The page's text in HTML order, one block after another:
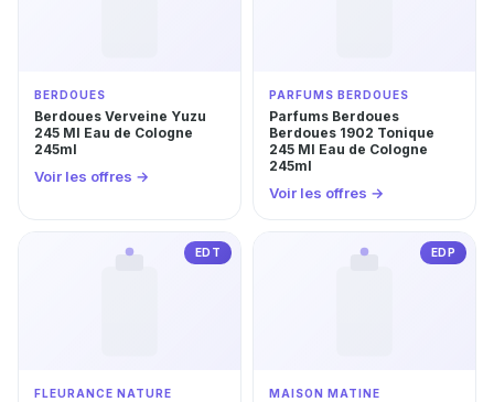
BERDOUES
Berdoues Verveine Yuzu
245 Ml Eau de Cologne
245ml
Voir les offres →
PARFUMS BERDOUES
Parfums Berdoues
Berdoues 1902 Tonique
245 Ml Eau de Cologne
245ml
Voir les offres →
EDT
FLEURANCE NATURE
EDP
MAISON MATINE